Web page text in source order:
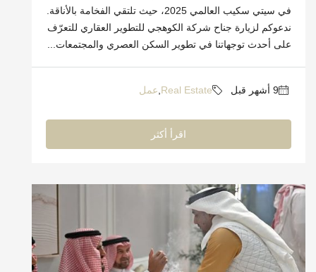
في سيتي سكيب العالمي 2025، حيث تلتقي الفخامة بالأناقة.
ندعوكم لزيارة جناح شركة الكوهجي للتطوير العقاري للتعرّف
على أحدث توجهاتنا في تطوير السكن العصري والمجتمعات...
Real Estate عمل
اقرأ أكثر